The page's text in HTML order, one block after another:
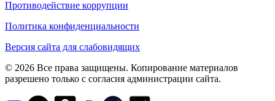
Противодействие коррупции
Политика конфиденциальности
Версия сайта для слабовидящих
© 2026 Все права защищены. Копирование материалов
разрешено только с согласия администрации сайта.